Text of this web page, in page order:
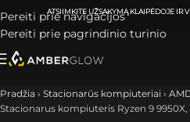
Pereiti prie navigacijos
Pereiti prie pagrindinio turinio
ATSIIMKITE UŽSAKYMĄKLAIPĖDOJE IR
Pradžia › Stacionarūs kompiuteriai ›
Stacionarus kompiuteris Ryzen 9 9950X,